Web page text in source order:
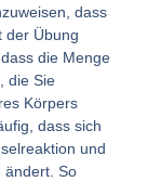
dass
der Übung
die Menge
die Sie
Körpers
dass sich
und
ändert. So